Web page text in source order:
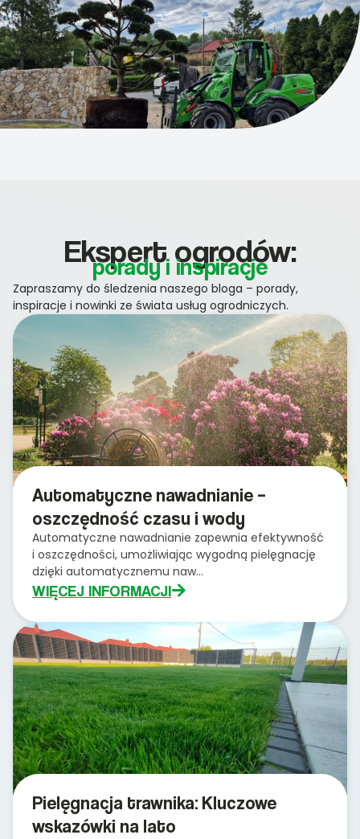
Ekspert ogrodów:
porady i inspiracje
Zapraszamy do śledzenia naszego bloga – porady,
inspiracje i nowinki ze świata usług ogrodniczych.
Automatyczne nawadnianie –
oszczędność czasu i wody
Automatyczne nawadnianie zapewnia efektywność
i oszczędności, umożliwiając wygodną pielęgnację
dzięki automatycznemu naw...
WIĘCEJ INFORMACJI
Pielęgnacja trawnika: Kluczowe
wskazówki na lato